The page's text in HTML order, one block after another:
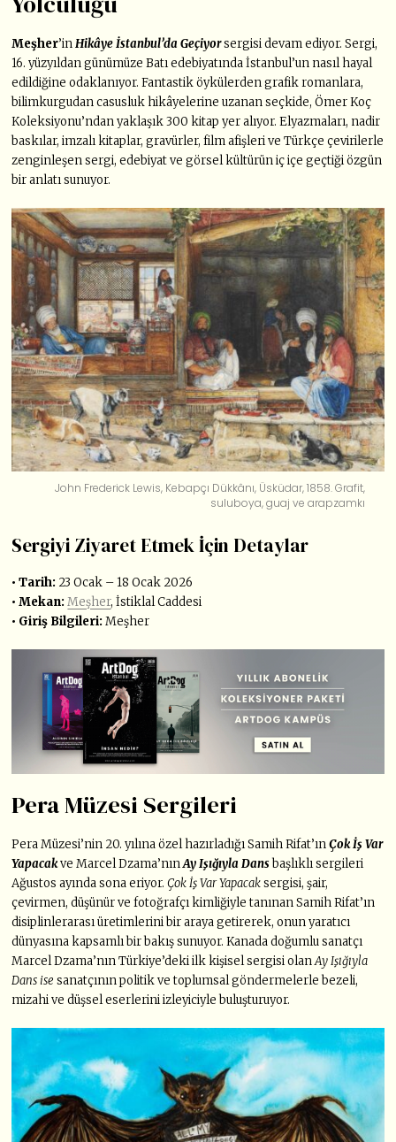
Meşher’inHikâye İstanbul’da Geçiyorsergisi devam ediyor. Sergi,
16. yüzyıldan günümüze Batı edebiyatında İstanbul’un nasıl hayal
edildiğine odaklanıyor. Fantastik öykülerden grafik romanlara,
bilimkurgudan casusluk hikâyelerine uzanan seçkide, Ömer Koç
Koleksiyonu’ndan yaklaşık 300 kitap yer alıyor. Elyazmaları, nadir
baskılar, imzalı kitaplar, gravürler, film afişleri ve Türkçe çevirilerle
zenginleşen sergi, edebiyat ve görsel kültürün iç içe geçtiği özgün
bir anlatı sunuyor.
John Frederick Lewis, Kebapçı Dükkânı, Üsküdar, 1858. Grafit,
suluboya, guaj ve arapzamkı
Sergiyi Ziyaret Etmek İçin Detaylar
• Tarih: 23 Ocak – 18 Ocak 2026
• Mekan: Meşher, İstiklal Caddesi
• Giriş Bilgileri:Meşher
Pera Müzesi Sergileri
Pera Müzesi’nin 20. yılına özel hazırladığı Samih Rifat’ınÇok İş Var
Yapacakve Marcel Dzama’nınAy Işığıyla Dans başlıklı sergileri
Ağustos ayında sona eriyor.Çok İş Var Yapacaksergisi, şair,
çevirmen, düşünür ve fotoğrafçı kimliğiyle tanınan Samih Rifat’ın
disiplinlerarası üretimlerini bir araya getirerek, onun yaratıcı
dünyasına kapsamlı bir bakış sunuyor. Kanada doğumlu sanatçı
Marcel Dzama’nın Türkiye’deki ilk kişisel sergisi olanAy Işığıyla
Dans ise sanatçının politik ve toplumsal göndermelerle bezeli,
mizahi ve düşsel eserlerini izleyiciyle buluşturuyor.